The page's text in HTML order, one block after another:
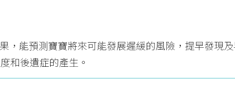
，能預測寶寶將來可能發展遲緩的風險，提早發現
和後遺症的產生。